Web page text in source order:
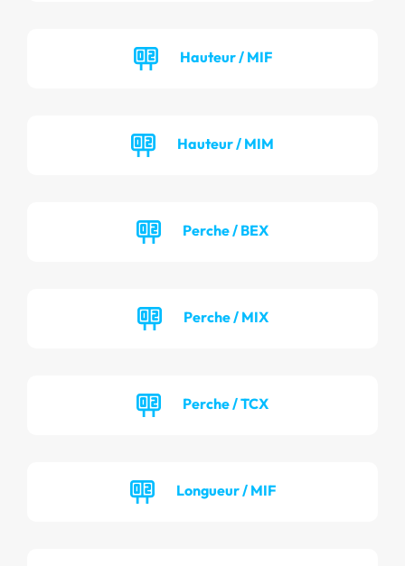
Hauteur / MIF
Hauteur / MIM
Perche / BEX
Perche / MIX
Perche / TCX
Longueur / MIF